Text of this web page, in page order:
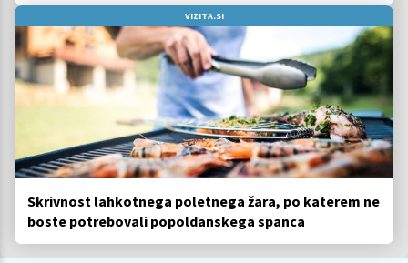
VIZITA.SI
Skrivnost lahkotnega poletnega žara, po katerem ne
boste potrebovali popoldanskega spanca